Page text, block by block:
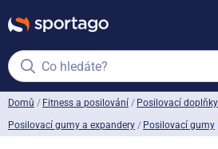
Co hledáte?
Domů Fitness a posilování
Posilovací doplňky
Posilovací gumy a expandery
Posilovací gumy